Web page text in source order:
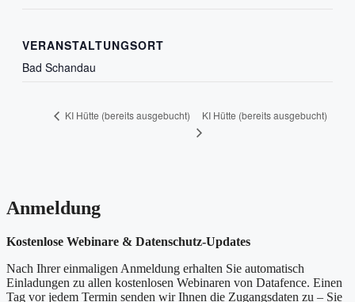
VERANSTALTUNGSORT
Bad Schandau
KI Hütte (bereits ausgebucht) KI Hütte (bereits ausgebucht)
Anmeldung
Kostenlose Webinare & Datenschutz-Updates
Nach Ihrer einmaligen Anmeldung erhalten Sie automatisch
Einladungen zu allen kostenlosen Webinaren von Datafence. Einen
Tag vor jedem Termin senden wir Ihnen die Zugangsdaten zu – Sie